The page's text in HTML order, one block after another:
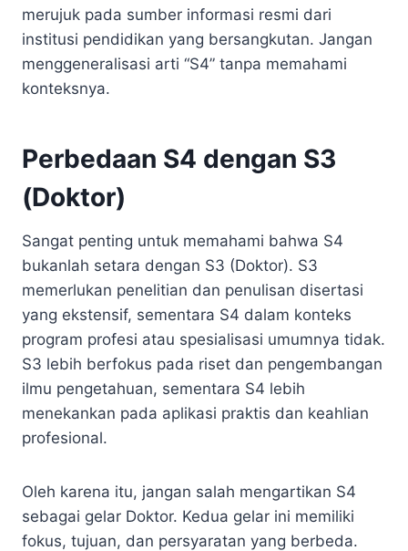
merujuk pada sumber informasi resmi dari
institusi pendidikan yang bersangkutan. Jangan
menggeneralisasi arti “S4” tanpa memahami
konteksnya.
Perbedaan S4 dengan S3
(Doktor)
Sangat penting untuk memahami bahwa S4
bukanlah setara dengan S3 (Doktor). S3
memerlukan penelitian dan penulisan disertasi
yang ekstensif, sementara S4 dalam konteks
program profesi atau spesialisasi umumnya tidak.
S3 lebih berfokus pada riset dan pengembangan
ilmu pengetahuan, sementara S4 lebih
menekankan pada aplikasi praktis dan keahlian
profesional.
Oleh karena itu, jangan salah mengartikan S4
sebagai gelar Doktor. Kedua gelar ini memiliki
fokus, tujuan, dan persyaratan yang berbeda.